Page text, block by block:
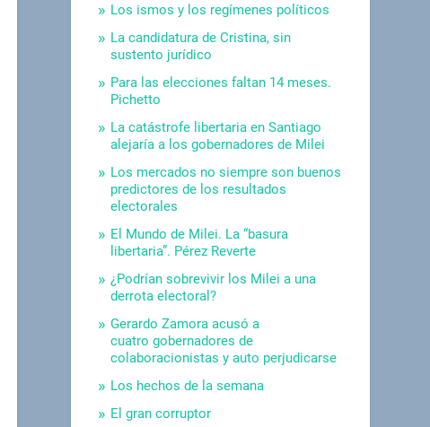
Los ismos y los regímenes políticos
La candidatura de Cristina, sin
sustento jurídico
Para las elecciones faltan 14 meses.
Pichetto
La catástrofe libertaria en Santiago
alejaría a los gobernadores de Milei
Los mercados no siempre son buenos
predictores de los resultados
electorales
El Mundo de Milei. La “basura
libertaria”. Pérez Reverte
¿Podrían sobrevivir los Milei a una
derrota electoral?
Gerardo Zamora acusó a
cuatro gobernadores de
colaboracionistas y auto perjudicarse
Los hechos de la semana
El gran corruptor